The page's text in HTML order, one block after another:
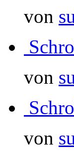
von
von
von